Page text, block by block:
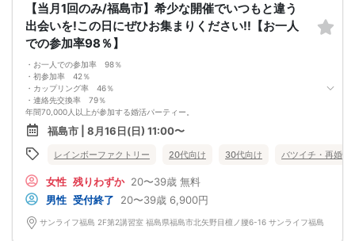
【当月1回のみ/福島市】希少な開催でいつもと違う
出会いを!この日にぜひお集まりください!!【お一人
での参加率98％】
・お一人での参加率 98％
・初参加率 42％
・カップリング率 46％
・連絡先交換率 79％
年間70,000人以上が参加する婚活パーティー。
お一人で参加されることを考えたスタイルで、98％の方がお一人で参加されてい
ます。
真剣に婚活されている方だけを対象とした小規模な婚活イベントで、空いた時間
を利用してお気軽に婚活が可能です。
Q：服装は？
A：皆様カジュアルな服装でご参加されています。
Q：参加費の支払い方法は？
A：当日に受付にてお支払いいただきます。（参加費は現金払いのみです）
Q：持ち物は？
福島市 | 8月16日(日) 11:00〜
レインボーファクトリー 20代向け 30代向け バツイチ・再婚
女性 残りわずか 20〜39歳 無料
男性 受付終了 20〜39歳 6,900円
サンライフ福島 2F第2講習室 福島県福島市北矢野目檀ノ腰6-16 サンライフ福島